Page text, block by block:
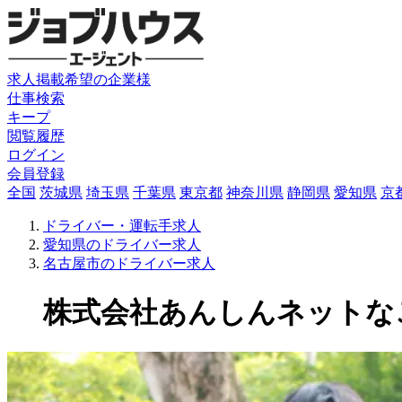
求人掲載希望の企業様
仕事検索
キープ
閲覧履歴
ログイン
会員登録
全国 茨城県 埼玉県 千葉県 東京都 神奈川県 静岡県 愛知県 京
ドライバー・運転手求人
愛知県のドライバー求人
名古屋市のドライバー求人
株式会社あんしんネット